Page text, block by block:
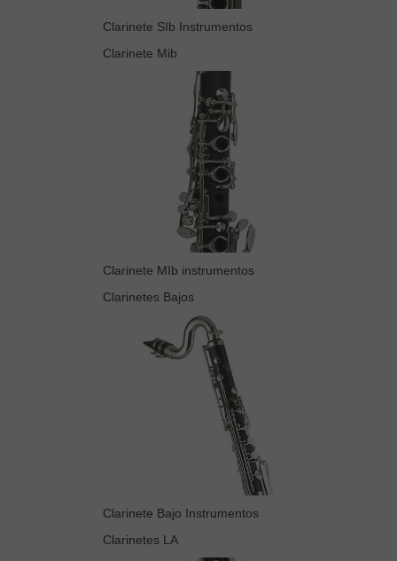
Clarinete SIb Instrumentos
Clarinete Mib
Clarinete MIb instrumentos
Clarinetes Bajos
Clarinete Bajo Instrumentos
Clarinetes LA